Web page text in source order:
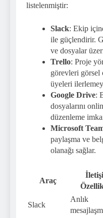
listelenmiştir:
Slack: Ekip
ile güçlendirir.
ve dosyalar
Trello: Proje
görevleri görsel
üyeleri
Google Drive:
dosyalarını
düzenleme
Microsoft
paylaşma ve
olanağı sağlar.
Araç
Slack
Anlık